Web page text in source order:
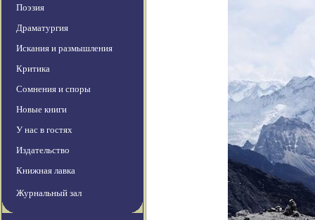
Поэзия
Драматургия
Искания и размышления
Критика
Сомнения и споры
Новые книги
У нас в гостях
Издательство
Книжная лавка
Журнальный зал